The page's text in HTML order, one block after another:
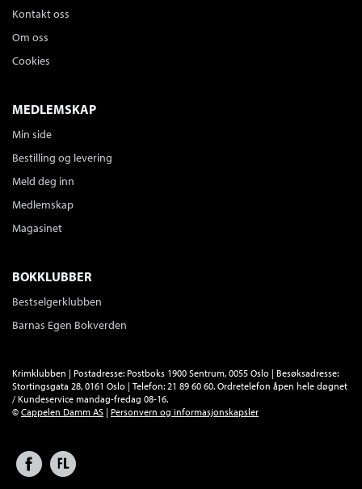
Kontakt oss
Om oss
Cookies
MEDLEMSKAP
Min side
Bestilling og levering
Meld deg inn
Medlemskap
Magasinet
BOKKLUBBER
Bestselgerklubben
Barnas Egen Bokverden
Krimklubben | Postadresse: Postboks 1900 Sentrum, 0055 Oslo | Besøksadresse:
Stortingsgata 28, 0161 Oslo | Telefon: 21 89 60 60. Ordretelefon åpen hele døgnet
/ Kundeservice mandag-fredag 08-16.
© Cappelen Damm AS | Personvern og informasjonskapsler
Facebook